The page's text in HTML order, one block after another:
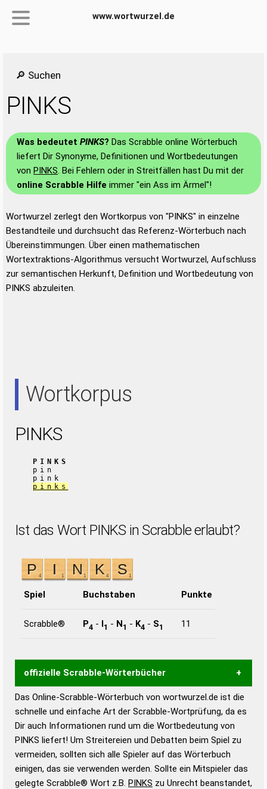
www.wortwurzel.de
🔎 Suchen
PINKS
Was bedeutet PINKS? Das Scrabble online Wörterbuch
liefert Dir Synonyme, Definitionen und Wortbedeutungen
von PINKS. Bei Fehlern oder in Streitfällen hast Du mit der
online Scrabble Hilfe immer "ein Ass im Ärmel"!
Wortwurzel zerlegt den Wortkorpus von "PINKS" in einzelne
Bestandteile und durchsucht das Referenz-Wörterbuch nach
Übereinstimmungen. Über einen mathematischen
Wortextraktions-Algorithmus versucht Wortwurzel, Aufschluss
zur semantischen Herkunft, Definition und Wortbedeutung von
PINKS abzuleiten.
Wortkorpus
PINKS
PINKS
pin
pink
pinks
Ist das Wort PINKS in Scrabble erlaubt?
Spiel Buchstaben Punkte
Scrabble® P4 - I1 - N1 - K4 - S1 11
offizielle Scrabble-Wörterbücher
Wortwurzel liefert mit Hilfe eines semantischen
Wortanalyse-Algorithmus gute Anhaltspunkte zu
Wortbedeutung, Worttrennung und Wortform, um die
Gültigkeit eines Wortes für das Scrabble-Spiel zu
bestimmen!
zugelassene Turnier Scrabble-
Wörterbücher sind:
Das Online-Scrabble-Wörterbuch von wortwurzel.de ist die
schnelle und einfache Art der Scrabble-Wortprüfung, da es
Dir auch Informationen rund um die Wortbedeutung von
PINKS liefert! Um Streitereien und Debatten beim Spiel zu
vermeiden, sollten sich alle Spieler auf das Wörterbuch
einigen, das sie verwenden werden. Sollte ein Mitspieler das
gelegte Scrabble® Wort z.B. PINKS zu Unrecht beanstandet,